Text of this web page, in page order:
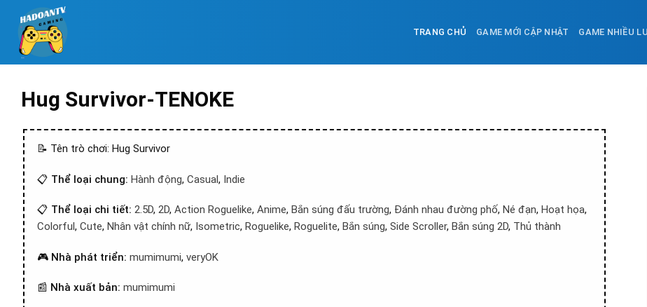
TRANG CHỦ GAME MỚI CẬP NHẬT GAME NHIỀU
Hug Survivor-TENOKE
📝 Tên trò chơi: Hug Survivor
📋 Thể loại chung: Hành động, Casual, Indie
📋 Thể loại chi tiết: 2.5D, 2D, Action Roguelike, Anime, Bắn súng đấu trường, Đánh nhau đường phố, Né đạn, Hoạt họa,
Colorful, Cute, Nhân vật chính nữ, Isometric, Roguelike, Roguelite, Bắn súng, Side Scroller, Bắn súng 2D, Thủ thành
🎮 Nhà phát triển: mumimumi, veryOK
📰 Nhà xuất bản: mumimumi